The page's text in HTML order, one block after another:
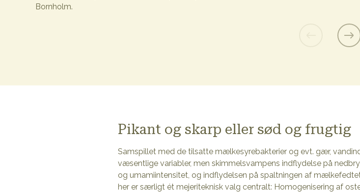
Bornholm.
Pikant og skarp eller sød og frugtig
Samspillet med de tilsatte mælkesyrebakterier og evt. gær,
væsentlige variabler, men skimmelsvampens indflydelse på
og umamiintensitet, og indflydelsen på spaltningen af
her er særligt ét mejeriteknisk valg centralt: Homogenisering af